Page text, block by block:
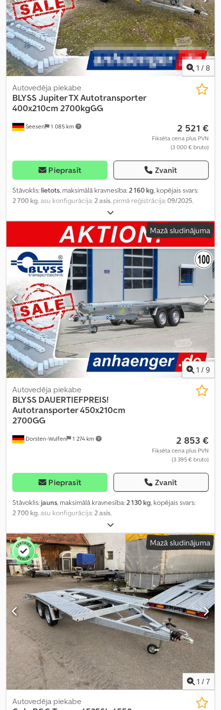
1 / 8
Seesen 1 085 km
Autovedēja piekabe
BLYSSJupiter TX Autotransporter
400x210cm 2700kgGG
2 521 €
Fiksēta cena plus PVN
(3 000 € bruto)
Pieprasīt Zvanīt
Stāvoklis: lietots, maksimālā kravnesība:2 160 kg, kopējais svars:
2 700 kg, asu konfigurācija:2 asis, pirmā reģistrācija:09/2025,
, iekraušanas vietas platums:
mm,
Mazā sludinājuma
1 / 9
Dorsten-Wulfen 1 274 km
Autovedēja piekabe
BLYSS DAUERTIEFPREIS!
Autotransporter 450x210cm
2700GG
2 853 €
Fiksēta cena plus PVN
(3 395 € bruto)
Pieprasīt Zvanīt
Stāvoklis: jauns, maksimālā kravnesība: 2 130 kg, kopējais svars:
2 700 kg , asu konfigurācija: 2 asis
Mazā sludinājuma
1 / 7
Autovedēja piekabe